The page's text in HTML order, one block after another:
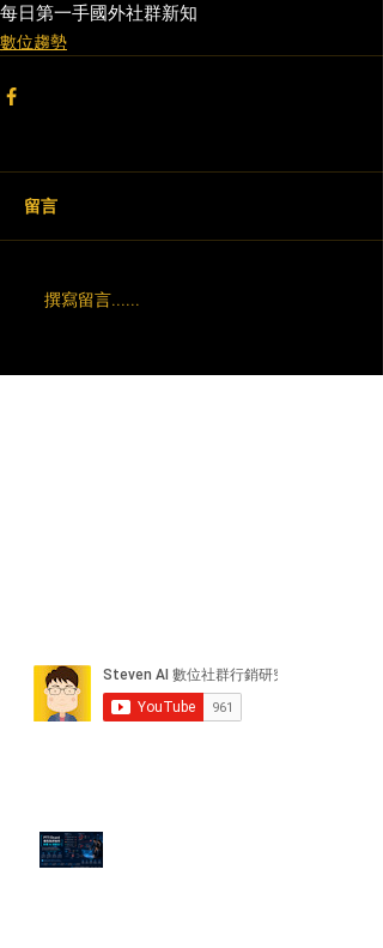
每日第一手國外社群新知
數位趨勢
留言
撰寫留言......